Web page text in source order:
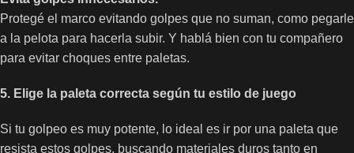
Protegé el marco evitando golpes que no suman, como pegarle
a la pelota para hacerla subir. Y hablá bien con tu compañero
para evitar choques entre paletas.
5. Elige la paleta correcta según tu estilo de juego
Si tu golpeo es muy potente, lo ideal es ir por una paleta que
resista estos golpes, buscando materiales duros tanto en